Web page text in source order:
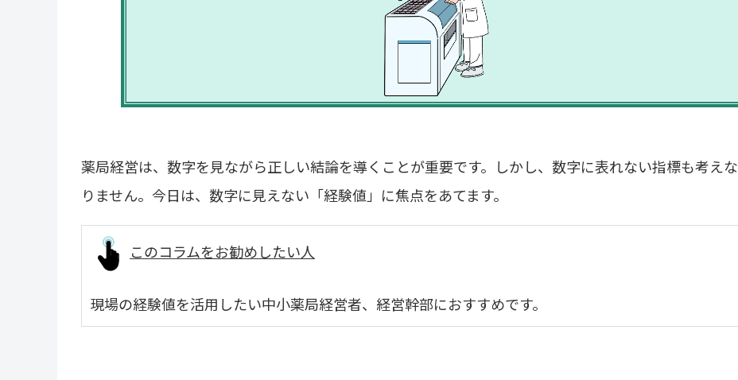
薬局経営は、数字を見ながら正しい結論を導くことが重要です。しかし、数字に表れない指標も考え
りません。今日は、数字に見えない「経験値」に焦点をあてます。
このコラムをお勧めしたい人
現場の経験値を活用したい中小薬局経営者、経営幹部におすすめです。